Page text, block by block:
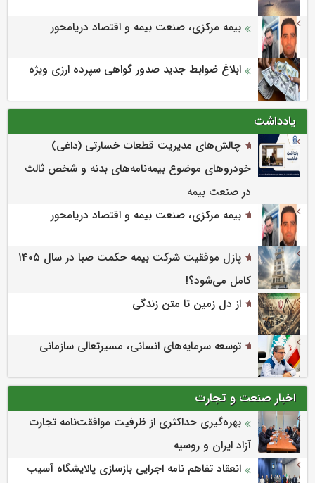
بیمه مرکزی، صنعت بیمه و اقتصاد دریامحور
ابلاغ ضوابط جدید صدور گواهی سپرده ارزی ویژه
یادداشت
چالش‌های مدیریت قطعات خسارتی (داغی)
خودروهای موضوع بیمه‌نامه‌های بدنه و شخص ثالث
در صنعت بیمه
بیمه مرکزی، صنعت بیمه و اقتصاد دریامحور
پازل موفقیت شرکت بیمه حکمت صبا در سال ۱۴۰۵
کامل می‌شود؟!
از دل زمین تا متن زندگی
توسعه سرمایه‌های انسانی، مسیرتعالی سازمانی
اخبار صنعت و تجارت
بهره‌گیری حداکثری از ظرفیت موافقت‌نامه تجارت
آزاد ایران و روسیه
انعقاد تفاهم نامه اجرایی بازسازی پالایشگاه آسیب